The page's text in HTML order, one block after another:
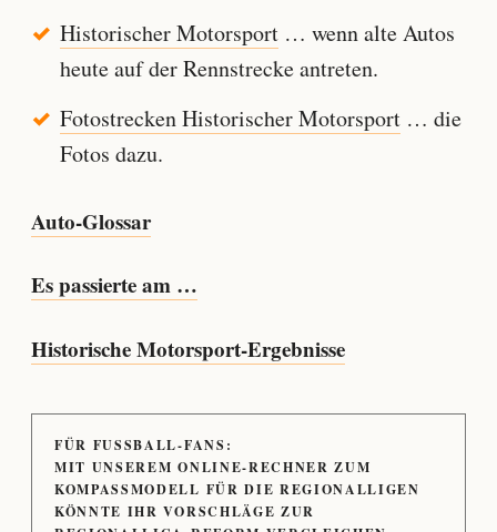
Historischer Motorsport… wenn alte Autos
heute auf der Rennstrecke antreten.
Fotostrecken Historischer Motorsport… die
Fotos dazu.
Auto-Glossar
Es passierte am …
Historische Motorsport-Ergebnisse
FÜR FUSSBALL-FANS:
MIT UNSEREM ONLINE-RECHNER ZUM
KOMPASSMODELL FÜR DIE REGIONALLIGEN
KÖNNTE IHR VORSCHLÄGE ZUR